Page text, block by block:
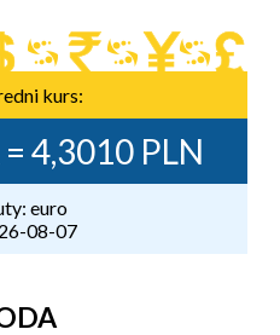
kurs:
= 4,3010 PLN
euro
08-07